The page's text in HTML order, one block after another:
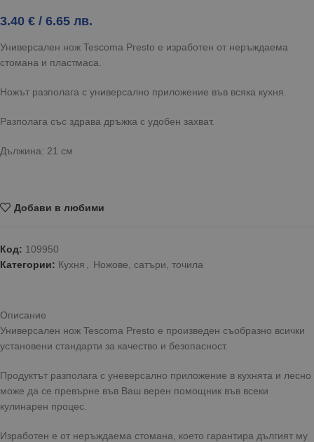
3.40 € / 6.65 лв.
Универсален нож Tescoma Presto е изработен от неръждаема
стомана и пластмаса.
Ножът разполага с универсално приложение във всяка кухня.
Разполага със здрава дръжка с удобен захват.
Дължина: 21 см
Добави в любими
Код: 109950
Категории: Кухня Ножове, сатъри, точила
Описание
Универсален нож Tescoma Presto е произведен съобразно всички
установени стандарти за качество и безопасност.
Продуктът разполага с уневерсално приложение в кухнята и лесно
може да се превърне във Ваш верен помощник във всеки
кулинарен процес.
Изработен е от неръждаема стомана, което гарантира дългият му